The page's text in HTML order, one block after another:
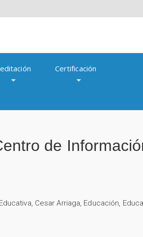
Certificación
de
, Cesar Arriaga, Educación,